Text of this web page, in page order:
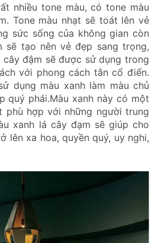
nhiều tone màu, có tone màu
Tone màu nhạt sẽ toát lên vẻ
sức sống của không gian còn
sẽ tạo nên vẻ đẹp sang trọng,
cây đậm sẽ được sử dụng trong
với phong cách tân cổ điển.
dụng màu xanh làm màu chủ
quý phái.Màu xanh này có một
phù hợp với những người trung
xanh lá cây đạm sẽ giúp cho
lên xa hoa, quyền quý, uy nghi,